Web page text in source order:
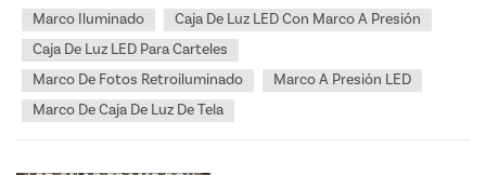
Marco Iluminado
Caja De Luz LED Con Marco A Presión
Caja De Luz LED Para Carteles
Marco De Fotos Retroiluminado
Marco A Presión LED
Marco De Caja De Luz De Tela